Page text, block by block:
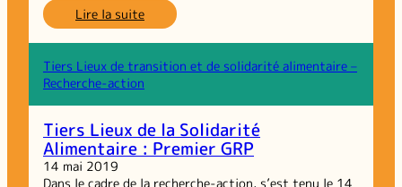
Lire la suite:
Précarité
et
accès
le
territoire
Tiers Lieux de transition et de solidarité alimentaire –
Recherche-action
Tiers Lieux de la Solidarité
Alimentaire : Premier GRP
14 mai 2019
Dans le cadre de la recherche-action, s’est tenu le 14